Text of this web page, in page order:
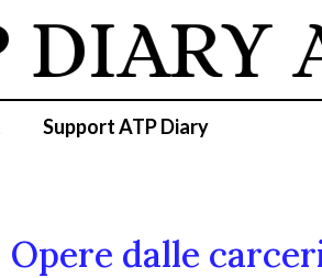
DIARY
Support ATP Diary
dalle